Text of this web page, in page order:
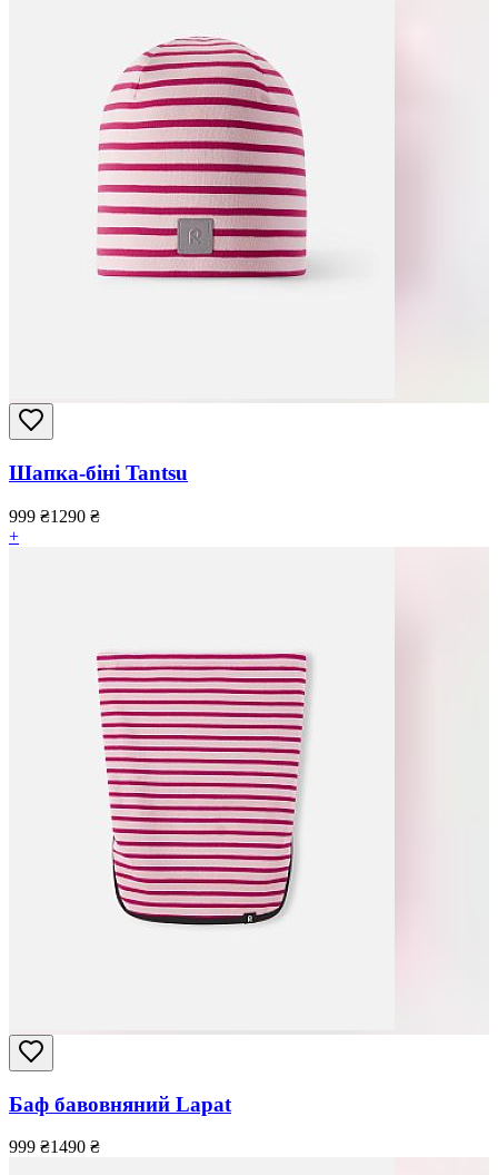
Шапка-біні Tantsu
999 ₴1290 ₴
+
Баф бавовняний Lapat
999 ₴1490 ₴